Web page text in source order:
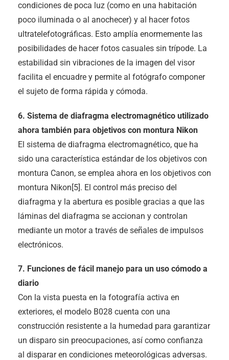
condiciones de poca luz (como en una habitación
poco iluminada o al anochecer) y al hacer fotos
ultratelefotográficas. Esto amplía enormemente las
posibilidades de hacer fotos casuales sin trípode. La
estabilidad sin vibraciones de la imagen del visor
facilita el encuadre y permite al fotógrafo componer
el sujeto de forma rápida y cómoda.
6. Sistema de diafragma electromagnético utilizado
ahora también para objetivos con montura Nikon
El sistema de diafragma electromagnético, que ha
sido una característica estándar de los objetivos con
montura Canon, se emplea ahora en los objetivos con
montura Nikon[5]. El control más preciso del
diafragma y la abertura es posible gracias a que las
láminas del diafragma se accionan y controlan
mediante un motor a través de señales de impulsos
electrónicos.
7. Funciones de fácil manejo para un uso cómodo a
diario
Con la vista puesta en la fotografía activa en
exteriores, el modelo B028 cuenta con una
construcción resistente a la humedad para garantizar
un disparo sin preocupaciones, así como confianza
al disparar en condiciones meteorológicas adversas.